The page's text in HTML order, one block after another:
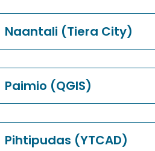
Naantali (Tiera City)
Paimio (QGIS)
Pihtipudas (YTCAD)